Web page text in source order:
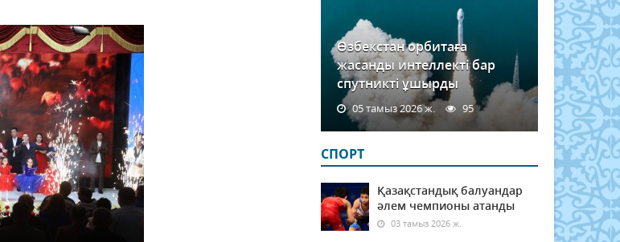
Өзбекстан орбитаға
жасанды интеллекті бар
спутникті ұшырды
05 тамыз 2026 ж. 95
СПОРТ
Қазақстандық балуандар
әлем чемпионы атанды
03 тамыз 2026 ж.